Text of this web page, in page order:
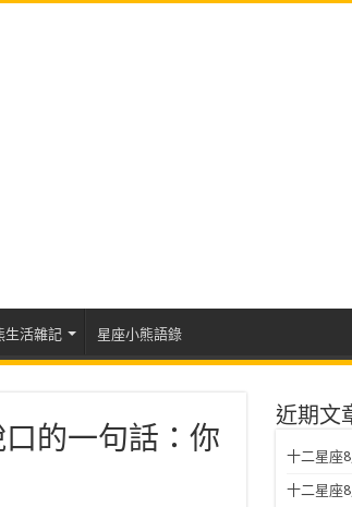
生活雜記 星座小熊語錄
的一句話：你
近期文
十二星座
十二星座